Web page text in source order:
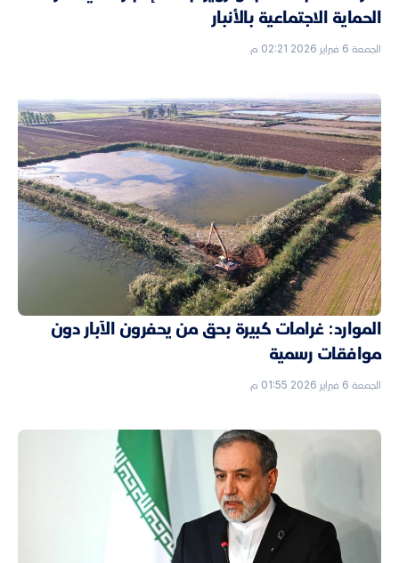
الحماية الاجتماعية بالأنبار
الجمعة 6 فبراير 2026 02:21 م
الموارد: غرامات كبيرة بحق من يحفرون الآبار دون
موافقات رسمية
الجمعة 6 فبراير 2026 01:55 م